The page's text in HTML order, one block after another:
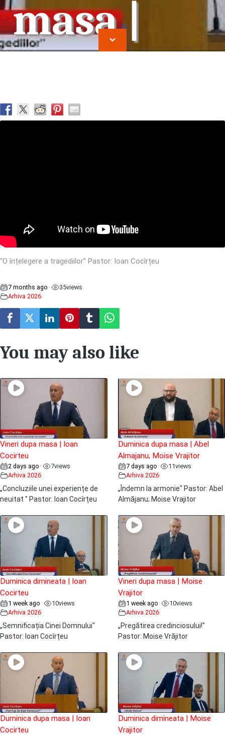
masa |
Cocirteu
“O înțelegere a tragediilor” Pastor: Ioan Cocîrțeu
7 months ago • 35views
Arhiva 2026
You may also like
Vineri dupa masa | Ioan
Cocirteu
2 days ago • 7views
Arhiva 2026
„Concluziile unei experiențe de
neuitat " Pastor: Ioan Cocîrțeu
Duminica dupa masa | Abel
Almajanu; Moise Vrajitor
7 days ago • 11views
Arhiva 2026
„Îndemn la armonie" Pastor: Abel
Almăjanu; Moise Vrajitor
Duminica dimineata | Ioan
Cocirteu
1 week ago • 10views
Arhiva 2026
„Semnificația Cinei Domnului"
Pastor: Ioan Cocîrțeu
Vineri dupa masa | Moise
Vrajitor
1 week ago • 10views
Arhiva 2026
„Pregătirea credinciosului!"
Pastor: Moise Vrăjitor
Duminica dupa masa | Ioan
Cocirteu
Duminica dimineata | Moise
Vrajitor